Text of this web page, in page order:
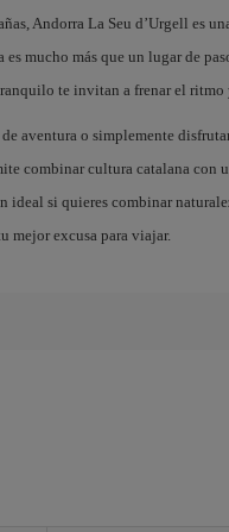
Andorra La Seu d’Urgell es
mucho más que un lugar de
te invitan a frenar el ritmo
aventura o simplemente
combinar cultura catalana con
ideal si quieres combinar
mejor excusa para viajar.